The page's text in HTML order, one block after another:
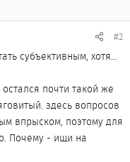
#2
субъективным, хотя...
почти такой же
здесь вопросов
впрыском, поэтому для
Почему - ищи на